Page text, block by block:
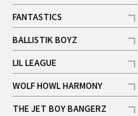
記事
FANTASTICS
記事
BALLISTIK BOYZ
記事
LIL LEAGUE
記事
WOLF HOWL HARMONY
記事
THE JET BOY BANGERZ